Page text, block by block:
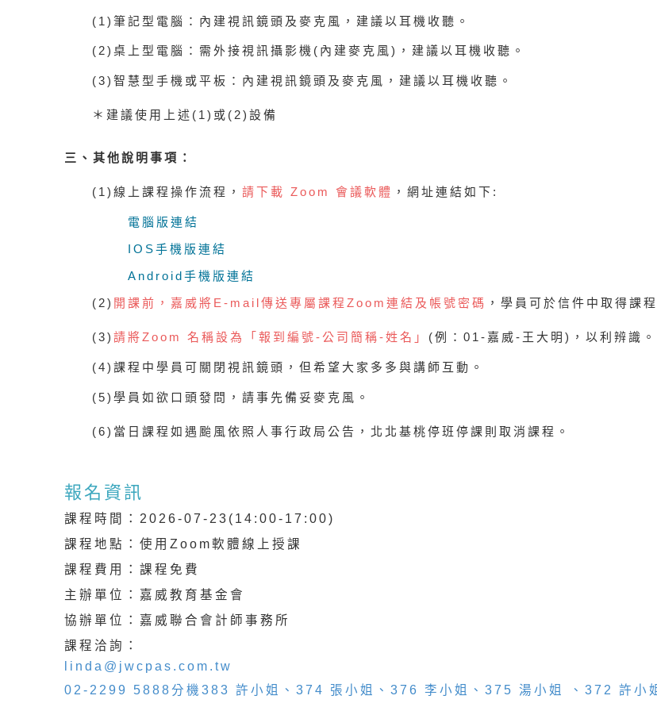
(1) 筆記型電腦：內建視訊鏡頭及麥克風，建議以耳機收聽。
(2) 桌上型電腦：需外接視訊攝影機 ( 內建麥克風) ，建議以耳機收聽。
(3) 智慧型手機或平板：內建視訊鏡頭及麥克風，建議以耳機收聽。
＊ 建議使用上述(1)或(2)設備
三、其他說明事項：
(1) 線上課程操作流程， 請下載 Zoom 會議軟體 ，網址連結如下 :
電腦版連結
IOS手機版 連結
Android手機版 連結
( 2) 開課前，嘉威將E -mail傳送 專屬課程 Zoom 連結及帳號密碼 ，學員可於信件中取得課
(3) 請將Zoom 名稱設為「報到編號- 公司簡稱-姓名」 (例： 01- 嘉威- 王大明 ) ，以利辨識
(4) 課程中學員可關閉視訊鏡頭，但希望大家多多與講師互動。
(5) 學員如欲口頭發問，請事先備妥麥克風。
(6)當日課程如遇颱風依照人事行政局公告，北北基桃停班停課則取消課程。
報名資訊
課程時間：2026-07-23(14:00-17:00)
課程地點：使用Zoom軟體線上授課
課程費用：課程免費
主辦單位：嘉威教育基金會
協辦單位：嘉威聯合會計師事務所
課程洽詢：
linda@jwcpas.com.tw
02-2299 5888分機383 許小姐、374 張小姐、376 李小姐、375 湯小姐 、372 許小